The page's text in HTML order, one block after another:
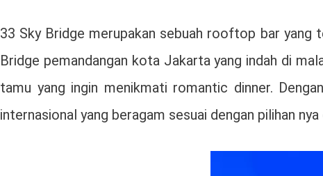
33 Sky Bridge merupakan sebuah rooftop bar
Bridge pemandangan kota Jakarta yang indah di
tamu yang ingin menikmati romantic dinner.
internasional yang beragam sesuai dengan pilihan